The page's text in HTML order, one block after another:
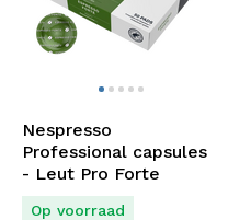
Nespresso
Professional capsules
- Leut Pro Forte
Espresso #01
Op voorraad